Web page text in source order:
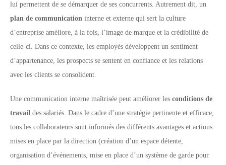
lui permettent de se démarquer de ses concurrents. Autrement dit, un
plan de communication interne et externe qui sert la culture
d’entreprise améliore, à la fois, l’image de marque et la crédibilité de
celle-ci. Dans ce contexte, les employés développent un sentiment
d’appartenance, les prospects se sentent en confiance et les relations
avec les clients se consolident.
Une communication interne maîtrisée peut améliorer les conditions de
travail des salariés. Dans le cadre d’une stratégie pertinente et efficace,
tous les collaborateurs sont informés des différents avantages et actions
mises en place par la direction (création d’un espace détente,
organisation d’événements, mise en place d’un système de garde pour